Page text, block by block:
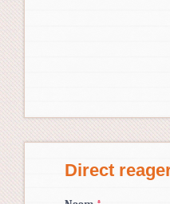
Direct